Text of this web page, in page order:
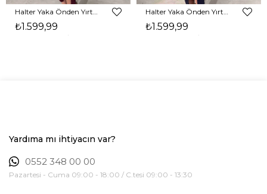
Halter Yaka Önden Yırtmaçlı Midi Boy Bordo Hasre Kadın Elbise 26Y502
₺1.599,99
Halter Yaka Önden Yırtmaçlı Midi Boy Lacivert Hasre Kadın Elbise 26Y502
₺1.599,99
Yardıma mı ihtiyacın var?
0552 348 00 00
Pazartesi - Cuma 09:00 - 18:00 / C.tesi 09:00 - 13:30